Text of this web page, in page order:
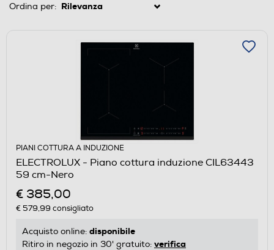
Ordina per:
PIANI COTTURA A INDUZIONE
ELECTROLUX - Piano cottura induzione CIL63443
59 cm-Nero
€ 385,00
€ 579,99 consigliato
Acquisto online: disponibile
Ritiro in negozio in 30' gratuito: verifica